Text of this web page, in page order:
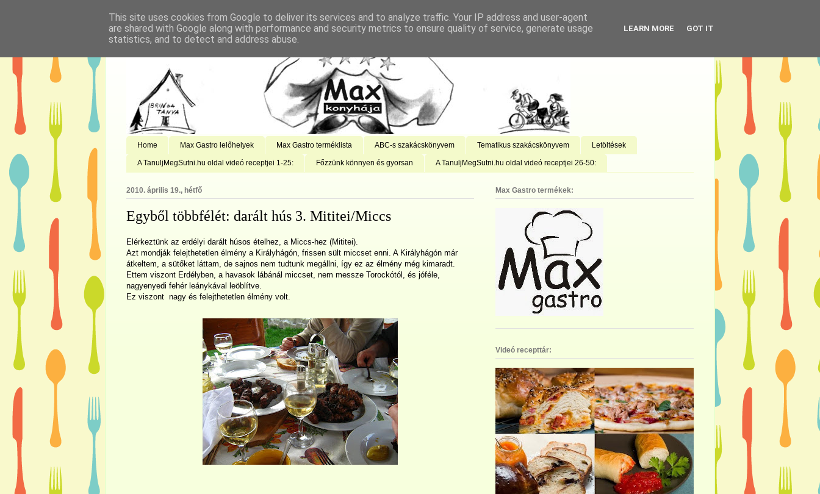
Home Max Gastro lelőhelyek Max Gastro terméklista ABC-s szakácskönyvem Tematikus szakácskönyvem Letöltések
A TanuljMegSutni.hu oldal videó receptjei 1-25: Főzzünk könnyen és gyorsan A TanuljMegSutni.hu oldal videó receptjei 26-50:
2010. április 19., hétfő
Egyből többfélét: darált hús 3. Mititei/Miccs
Elérkeztünk az erdélyi darált húsos ételhez, a Miccs-hez (Mititei).
Azt mondják felejthetetlen élmény a Királyhágón, frissen sült miccset enni. A Királyhágón már
átkeltem, a sütőket láttam, de sajnos nem tudtunk megállni, így ez az élmény még kimaradt.
Ettem viszont Erdélyben, a havasok lábánál miccset, nem messze Torockótól, és jóféle,
nagyenyedi fehér leánykával leöblítve.
Ez viszont nagy és felejthetetlen élmény volt.
Max Gastro termékek:
Videó recepttár:
This site uses cookies from Google to deliver its services and to analyze traffic. Your IP address and user-agent
are shared with Google along with performance and security metrics to ensure quality of service, generate usage
statistics, and to detect and address abuse.
LEARN MORE GOT IT